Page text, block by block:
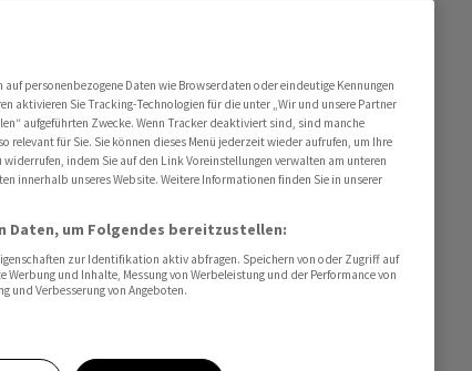
personenbezogene Daten wie Browserdaten oder eindeutige Kennungen
aktivieren Sie Tracking-Technologien für die unter „Wir und unsere Partner
aufgeführten Zwecke. Wenn Tracker deaktiviert sind, sind manche
relevant für Sie. Sie können dieses Menü jederzeit wieder aufrufen, um Ihre
indem Sie auf den Link Voreinstellungen verwalten am unteren
innerhalb unseres Website. Weitere Informationen finden Sie in unserer
Daten, um Folgendes bereitzustellen:
zur Identifikation aktiv abfragen. Speichern von oder Zugriff auf
und Inhalte, Messung von Werbeleistung und der Performance von
und Verbesserung von Angeboten.